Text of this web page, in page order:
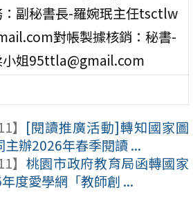
副秘書長-羅婉珉主任tsctlw
對帳製據核銷：秘書-
小姐95ttla@gmail.com
】 [閱讀推廣活動]轉知國家圖
辦2026年春季閱讀 ...
】 桃園市政府教育局函轉國家
度愛學網「教師創 ...